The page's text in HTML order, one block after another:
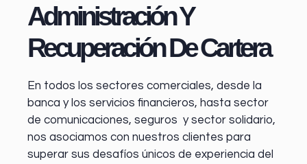
Administración Y
Recuperación De Cartera
En todos los sectores comerciales, desde la
banca y los servicios financieros, hasta sector
de comunicaciones, seguros y sector solidario,
nos asociamos con nuestros clientes para
superar sus desafíos únicos de experiencia del